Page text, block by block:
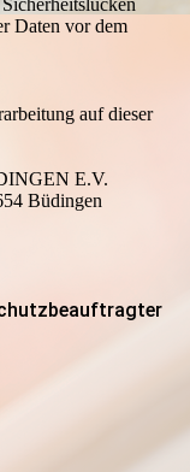
Daten vor dem
auf dieser
E.V.
Büdingen